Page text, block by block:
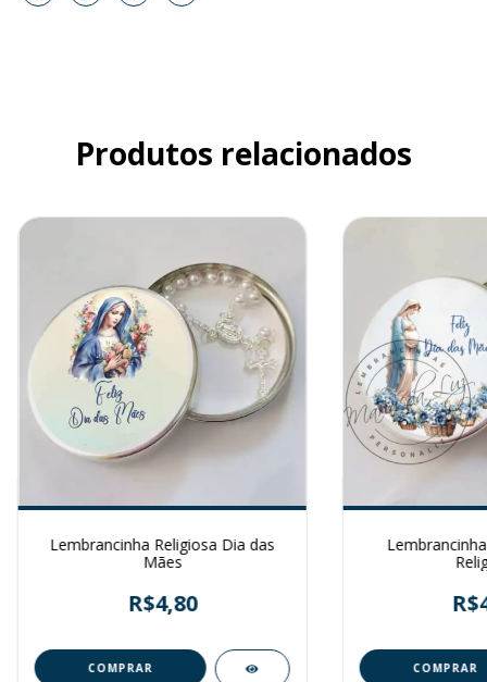
Produtos relacionados
Lembrancinha Religiosa Dia das
Mães
R$4,80